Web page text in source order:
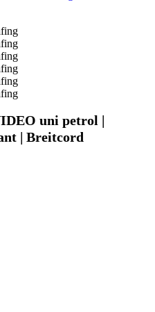
uni petrol |
| Breitcord
| Meterware, robust &